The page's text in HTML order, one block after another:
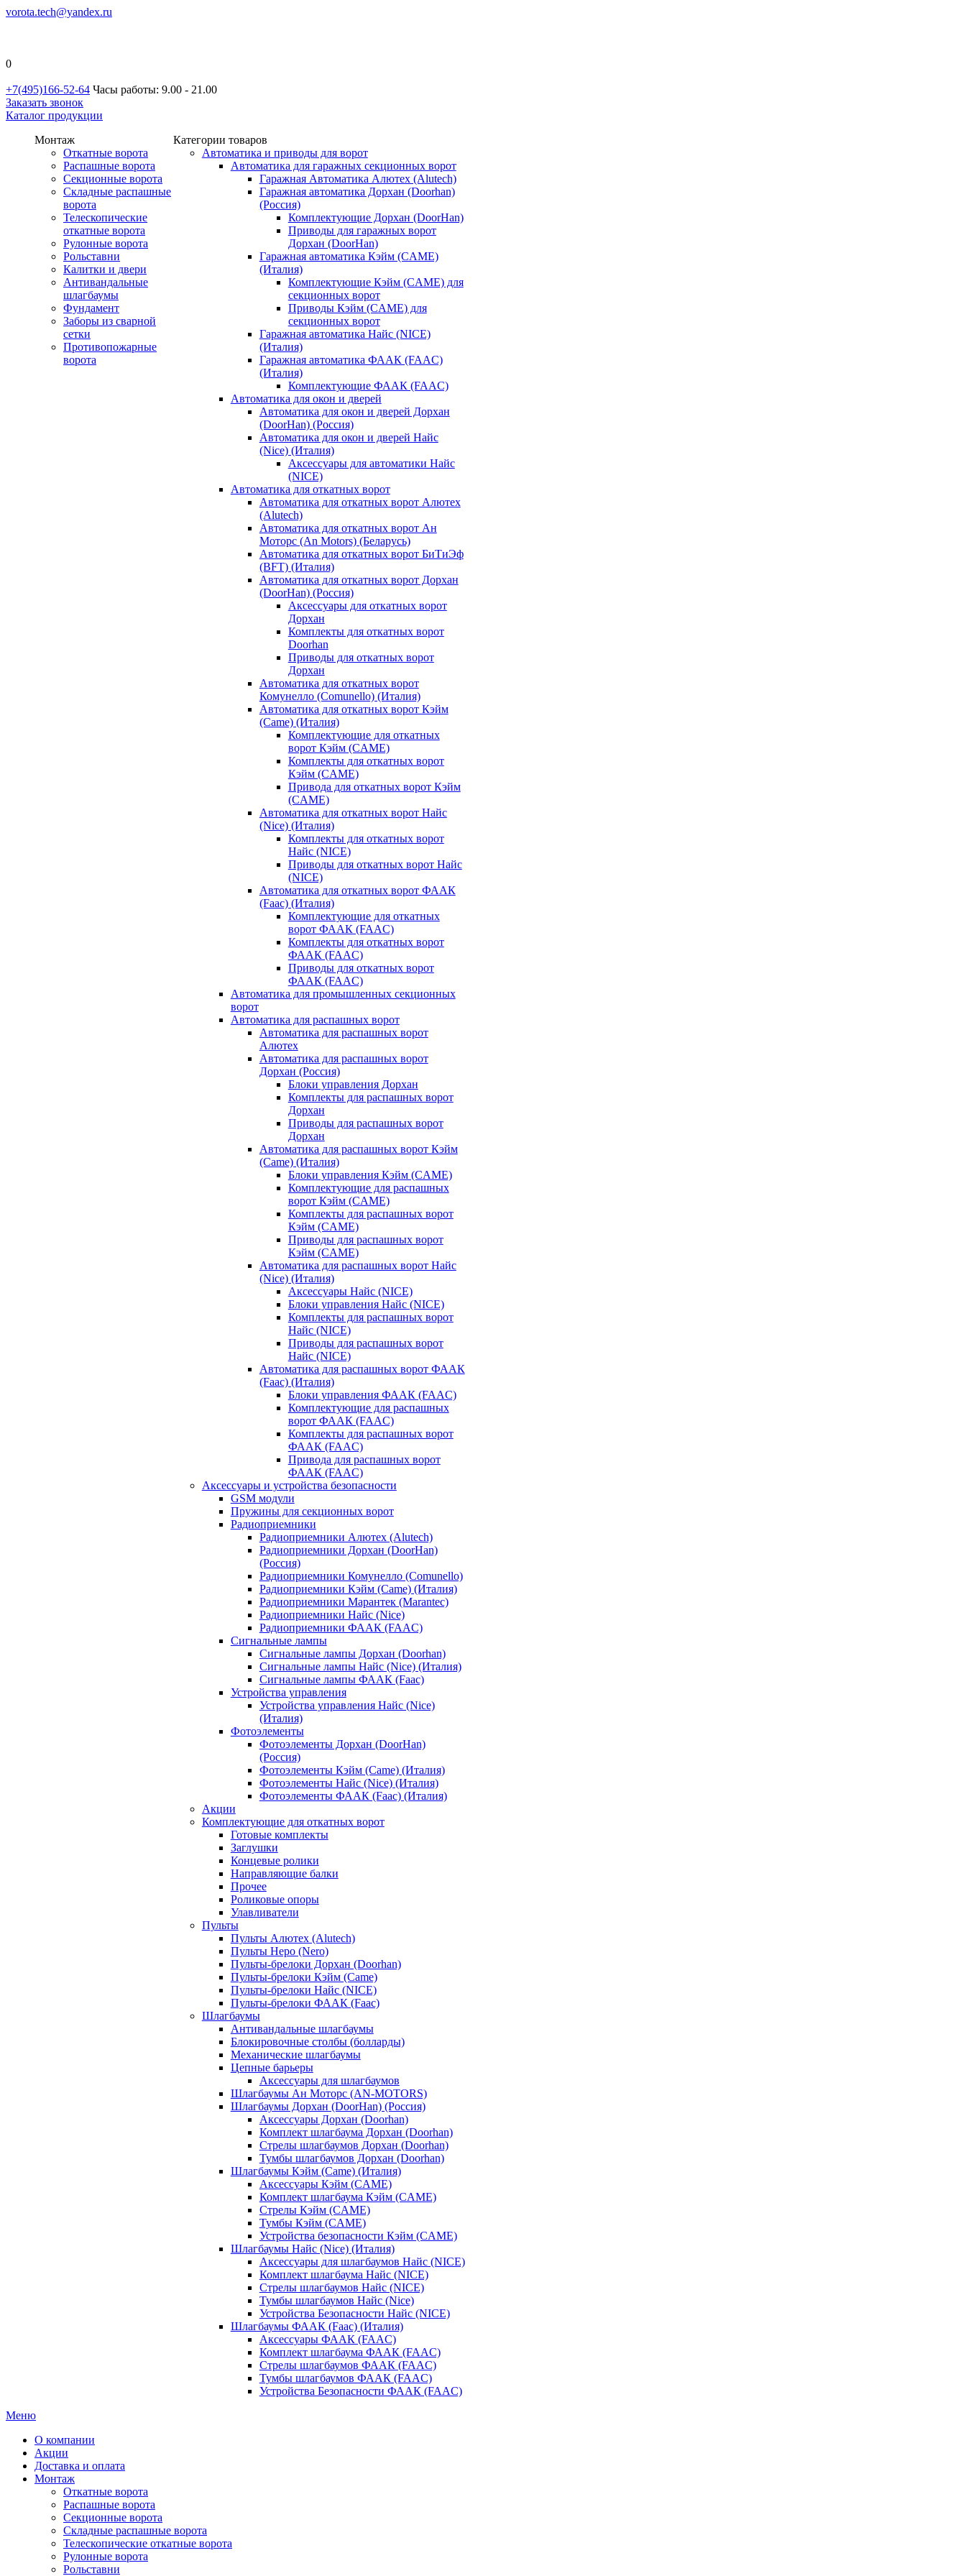
vorota.tech@yandex.ru
0
+7(495)166-52-64 Часы работы: 9.00 - 21.00
Заказать звонок
Каталог продукции
Монтаж
Откатные ворота
Распашные ворота
Секционные ворота
Складные распашные
ворота
Телескопические
откатные ворота
Рулонные ворота
Рольставни
Калитки и двери
Антивандальные
шлагбаумы
Фундамент
Заборы из сварной
сетки
Противопожарные
ворота
Категории товаров
Автоматика и приводы для ворот
Автоматика для гаражных секционных ворот
Гаражная Автоматика Алютех (Alutech)
Гаражная автоматика Дорхан (Doorhan)
(Россия)
Комплектующие Дорхан (DoorHan)
Приводы для гаражных ворот
Дорхан (DoorHan)
Гаражная автоматика Кэйм (CAME)
(Италия)
Комплектующие Кэйм (CAME) для
секционных ворот
Приводы Кэйм (CAME) для
секционных ворот
Гаражная автоматика Найс (NICE)
(Италия)
Гаражная автоматика ФААК (FAAC)
(Италия)
Комплектующие ФААК (FAAC)
Автоматика для окон и дверей
Автоматика для окон и дверей Дорхан
(DoorHan) (Россия)
Автоматика для окон и дверей Найс
(Nice) (Италия)
Аксессуары для автоматики Найс
(NICE)
Автоматика для откатных ворот
Автоматика для откатных ворот Алютех
(Alutech)
Автоматика для откатных ворот Ан
Моторс (An Motors) (Беларусь)
Автоматика для откатных ворот БиТиЭф
(BFT) (Италия)
Автоматика для откатных ворот Дорхан
(DoorHan) (Россия)
Аксессуары для откатных ворот
Дорхан
Комплекты для откатных ворот
Doorhan
Приводы для откатных ворот
Дорхан
Автоматика для откатных ворот
Комунелло (Comunello) (Италия)
Автоматика для откатных ворот Кэйм
(Came) (Италия)
Комплектующие для откатных
ворот Кэйм (CAME)
Комплекты для откатных ворот
Кэйм (CAME)
Привода для откатных ворот Кэйм
(CAME)
Автоматика для откатных ворот Найс
(Nice) (Италия)
Комплекты для откатных ворот
Найс (NICE)
Приводы для откатных ворот Найс
(NICE)
Автоматика для откатных ворот ФААК
(Faac) (Италия)
Комплектующие для откатных
ворот ФААК (FAAC)
Комплекты для откатных ворот
ФААК (FAAC)
Приводы для откатных ворот
ФААК (FAAC)
Автоматика для промышленных секционных
ворот
Автоматика для распашных ворот
Автоматика для распашных ворот
Алютех
Автоматика для распашных ворот
Дорхан (Россия)
Блоки управления Дорхан
Комплекты для распашных ворот
Дорхан
Приводы для распашных ворот
Дорхан
Автоматика для распашных ворот Кэйм
(Came) (Италия)
Блоки управления Кэйм (CAME)
Комплектующие для распашных
ворот Кэйм (CAME)
Комплекты для распашных ворот
Кэйм (CAME)
Приводы для распашных ворот
Кэйм (CAME)
Автоматика для распашных ворот Найс
(Nice) (Италия)
Аксессуары Найс (NICE)
Блоки управления Найс (NICE)
Комплекты для распашных ворот
Найс (NICE)
Приводы для распашных ворот
Найс (NICE)
Автоматика для распашных ворот ФААК
(Faac) (Италия)
Блоки управления ФААК (FAAC)
Комплектующие для распашных
ворот ФААК (FAAC)
Комплекты для распашных ворот
ФААК (FAAC)
Привода для распашных ворот
ФААК (FAAC)
Аксессуары и устройства безопасности
GSM модули
Пружины для секционных ворот
Радиоприемники
Радиоприемники Алютех (Alutech)
Радиоприемники Дорхан (DoorHan)
(Россия)
Радиоприемники Комунелло (Comunello)
Радиоприемники Кэйм (Came) (Италия)
Радиоприемники Марантек (Marantec)
Радиоприемники Найс (Nice)
Радиоприемники ФААК (FAAC)
Сигнальные лампы
Сигнальные лампы Дорхан (Doorhan)
Сигнальные лампы Найс (Nice) (Италия)
Сигнальные лампы ФААК (Faac)
Устройства управления
Устройства управления Найс (Nice)
(Италия)
Фотоэлементы
Фотоэлементы Дорхан (DoorHan)
(Россия)
Фотоэлементы Кэйм (Came) (Италия)
Фотоэлементы Найс (Nice) (Италия)
Фотоэлементы ФААК (Faac) (Италия)
Акции
Комплектующие для откатных ворот
Готовые комплекты
Заглушки
Концевые ролики
Направляющие балки
Прочее
Роликовые опоры
Улавливатели
Пульты
Пульты Алютех (Alutech)
Пульты Неро (Nero)
Пульты-брелоки Дорхан (Doorhan)
Пульты-брелоки Кэйм (Came)
Пульты-брелоки Найс (NICE)
Пульты-брелоки ФААК (Faac)
Шлагбаумы
Антивандальные шлагбаумы
Блокировочные столбы (болларды)
Механические шлагбаумы
Цепные барьеры
Аксессуары для шлагбаумов
Шлагбаумы Ан Моторс (AN-MOTORS)
Шлагбаумы Дорхан (DoorHan) (Россия)
Аксессуары Дорхан (Doorhan)
Комплект шлагбаума Дорхан (Doorhan)
Стрелы шлагбаумов Дорхан (Doorhan)
Тумбы шлагбаумов Дорхан (Doorhan)
Шлагбаумы Кэйм (Came) (Италия)
Аксессуары Кэйм (CAME)
Комплект шлагбаума Кэйм (CAME)
Стрелы Кэйм (CAME)
Тумбы Кэйм (CAME)
Устройства безопасности Кэйм (CAME)
Шлагбаумы Найс (Nice) (Италия)
Аксессуары для шлагбаумов Найс (NICE)
Комплект шлагбаума Найс (NICE)
Стрелы шлагбаумов Найс (NICE)
Тумбы шлагбаумов Найс (Nice)
Устройства Безопасности Найс (NICE)
Шлагбаумы ФААК (Faac) (Италия)
Аксессуары ФААК (FAAC)
Комплект шлагбаума ФААК (FAAC)
Стрелы шлагбаумов ФААК (FAAC)
Тумбы шлагбаумов ФААК (FAAC)
Устройства Безопасности ФААК (FAAC)
Меню
О компании
Акции
Доставка и оплата
Монтаж
Откатные ворота
Распашные ворота
Секционные ворота
Складные распашные ворота
Телескопические откатные ворота
Рулонные ворота
Рольставни